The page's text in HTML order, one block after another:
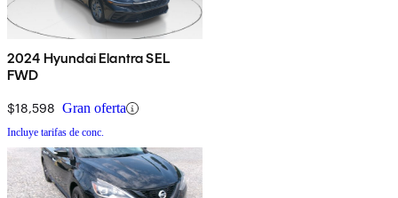
2024 Hyundai Elantra SEL
FWD
$18,598 Gran oferta
Incluye tarifas de conc.